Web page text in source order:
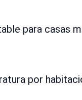
para casas
por